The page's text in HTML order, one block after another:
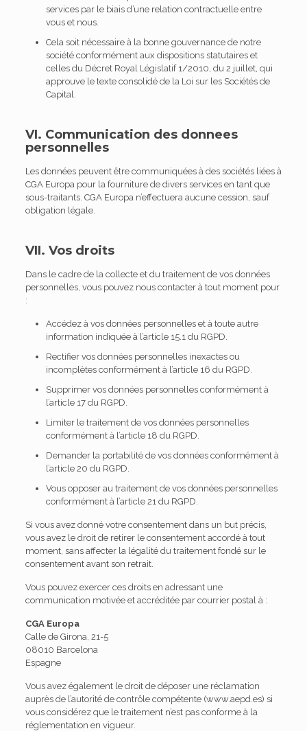
services par le biais d’une relation contractuelle entre
vous et nous.
Cela soit nécessaire à la bonne gouvernance de notre
société conformément aux dispositions statutaires et
celles du Décret Royal Législatif 1/2010, du 2 juillet, qui
approuve le texte consolidé de la Loi sur les Sociétés de
Capital.
VI. Communication des donnees
personnelles
Les données peuvent être communiquées à des sociétés liées à
CGA Europa pour la fourniture de divers services en tant que
sous-traitants. CGA Europa n’effectuera aucune cession, sauf
obligation légale.
VII. Vos droits
Dans le cadre de la collecte et du traitement de vos données
personnelles, vous pouvez nous contacter à tout moment pour
:
Accédez à vos données personnelles et à toute autre
information indiquée à l’article 15.1 du RGPD.
Rectifier vos données personnelles inexactes ou
incomplètes conformément à l’article 16 du RGPD.
Supprimer vos données personnelles conformément à
l’article 17 du RGPD.
Limiter le traitement de vos données personnelles
conformément à l’article 18 du RGPD.
Demander la portabilité de vos données conformément à
l’article 20 du RGPD.
Vous opposer au traitement de vos données personnelles
conformément à l’article 21 du RGPD.
Si vous avez donné votre consentement dans un but précis,
vous avez le droit de retirer le consentement accordé à tout
moment, sans affecter la légalité du traitement fondé sur le
consentement avant son retrait.
Vous pouvez exercer ces droits en adressant une
communication motivée et accréditée par courrier postal à :
CGA Europa
Calle de Girona, 21-5
08010 Barcelona
Espagne
Vous avez également le droit de déposer une réclamation
auprès de l’autorité de contrôle compétente (www.aepd.es) si
vous considérez que le traitement n’est pas conforme à la
réglementation en vigueur.